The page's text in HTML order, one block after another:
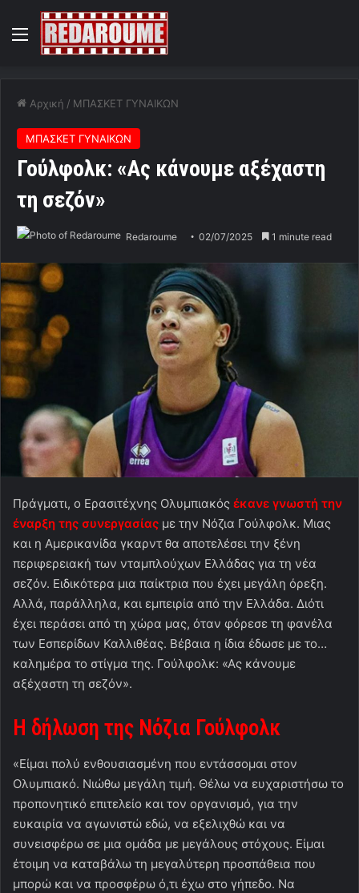
Menu
Αρχική / ΜΠΑΣΚΕΤ ΓΥΝΑΙΚΩΝ
ΜΠΑΣΚΕΤ ΓΥΝΑΙΚΩΝ
Γούλφολκ: «Ας κάνουμε αξέχαστη
τη σεζόν»
Redaroume 02/07/2025 1 minute read
Πράγματι, ο Ερασιτέχνης Ολυμπιακός έκανε γνωστή την
έναρξη της συνεργασίας με την Νόζια Γούλφολκ. Μιας
και η Αμερικανίδα γκαρντ θα αποτελέσει την ξένη
περιφερειακή των νταμπλούχων Ελλάδας για τη νέα
σεζόν. Ειδικότερα μια παίκτρια που έχει μεγάλη όρεξη.
Αλλά, παράλληλα, και εμπειρία από την Ελλάδα. Διότι
έχει περάσει από τη χώρα μας, όταν φόρεσε τη φανέλα
των Εσπερίδων Καλλιθέας. Βέβαια η ίδια έδωσε με το…
καλημέρα το στίγμα της. Γούλφολκ: «Ας κάνουμε
αξέχαστη τη σεζόν».
Η δήλωση της Νόζια Γούλφολκ
«Είμαι πολύ ενθουσιασμένη που εντάσσομαι στον
Ολυμπιακό. Νιώθω μεγάλη τιμή. Θέλω να ευχαριστήσω το
προπονητικό επιτελείο και τον οργανισμό, για την
ευκαιρία να αγωνιστώ εδώ, να εξελιχθώ και να
συνεισφέρω σε μια ομάδα με μεγάλους στόχους. Είμαι
έτοιμη να καταβάλω τη μεγαλύτερη προσπάθεια που
μπορώ και να προσφέρω ό,τι έχω στο γήπεδο. Να